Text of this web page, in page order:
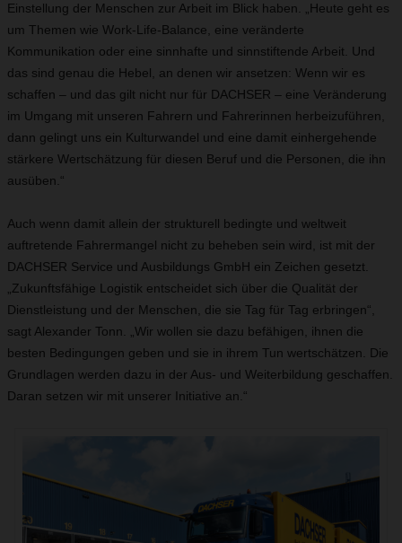
Einstellung der Menschen zur Arbeit im Blick haben. „Heute geht es
um Themen wie Work-Life-Balance, eine veränderte
Kommunikation oder eine sinnhafte und sinnstiftende Arbeit. Und
das sind genau die Hebel, an denen wir ansetzen: Wenn wir es
schaffen – und das gilt nicht nur für DACHSER – eine Veränderung
im Umgang mit unseren Fahrern und Fahrerinnen herbeizuführen,
dann gelingt uns ein Kulturwandel und eine damit einhergehende
stärkere Wertschätzung für diesen Beruf und die Personen, die ihn
ausüben.“
Auch wenn damit allein der strukturell bedingte und weltweit
auftretende Fahrermangel nicht zu beheben sein wird, ist mit der
DACHSER Service und Ausbildungs GmbH ein Zeichen gesetzt.
„Zukunftsfähige Logistik entscheidet sich über die Qualität der
Dienstleistung und der Menschen, die sie Tag für Tag erbringen“,
sagt Alexander Tonn. „Wir wollen sie dazu befähigen, ihnen die
besten Bedingungen geben und sie in ihrem Tun wertschätzen. Die
Grundlagen werden dazu in der Aus- und Weiterbildung geschaffen.
Daran setzen wir mit unserer Initiative an.“